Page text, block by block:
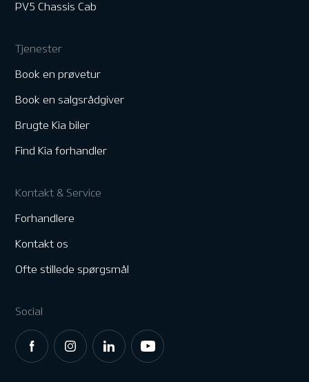
PV5 Chassis Cab
Tjenester
Book en prøvetur
Book en salgsrådgiver
Brugte Kia biler
Find Kia forhandler
Kontakt & Service
Forhandlere
Kontakt os
Ofte stillede spørgsmål
Social